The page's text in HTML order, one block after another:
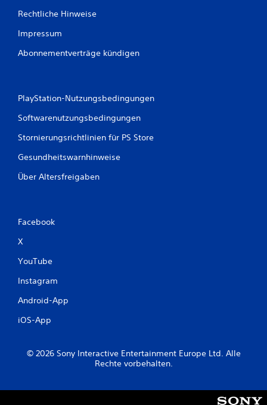
Rechtliche Hinweise
Impressum
Abonnementverträge kündigen
PlayStation-Nutzungsbedingungen
Softwarenutzungsbedingungen
Stornierungsrichtlinien für PS Store
Gesundheitswarnhinweise
Über Altersfreigaben
Facebook
X
YouTube
Instagram
Android-App
iOS-App
© 2026 Sony Interactive Entertainment Europe Ltd. Alle
Rechte vorbehalten.